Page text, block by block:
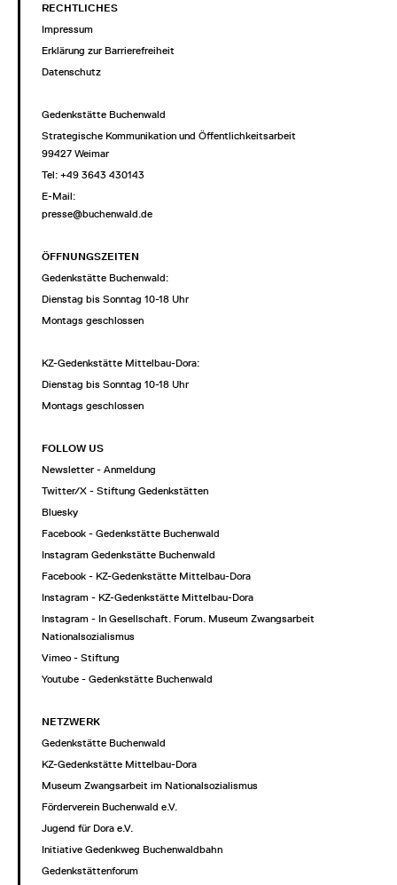
RECHTLICHES
Impressum
Erklärung zur Barrierefreiheit
Datenschutz
Gedenkstätte Buchenwald
Strategische Kommunikation und Öffentlichkeitsarbeit
99427 Weimar
Tel: +49 3643 430143
E-Mail:
presse@buchenwald.de
ÖFFNUNGSZEITEN
Gedenkstätte Buchenwald:
Dienstag bis Sonntag 10-18 Uhr
Montags geschlossen
KZ-Gedenkstätte Mittelbau-Dora:
Dienstag bis Sonntag 10-18 Uhr
Montags geschlossen
FOLLOW US
Newsletter - Anmeldung
Twitter/X - Stiftung Gedenkstätten
Bluesky
Facebook - Gedenkstätte Buchenwald
Instagram Gedenkstätte Buchenwald
Facebook - KZ-Gedenkstätte Mittelbau-Dora
Instagram - KZ-Gedenkstätte Mittelbau-Dora
Instagram - In Gesellschaft. Forum. Museum Zwangsarbeit im
Nationalsozialismus
Vimeo - Stiftung
Youtube - Gedenkstätte Buchenwald
NETZWERK
Gedenkstätte Buchenwald
KZ-Gedenkstätte Mittelbau-Dora
Museum Zwangsarbeit im Nationalsozialismus
Förderverein Buchenwald e.V.
Jugend für Dora e.V.
Initiative Gedenkweg Buchenwaldbahn
Gedenkstättenforum